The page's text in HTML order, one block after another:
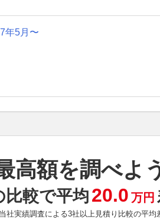
年5月〜
高額を調べよ
比較で平均20.0 万円
社実績調査による3社以上見積り比較の平均